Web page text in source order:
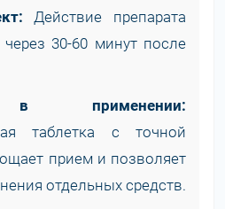
Действие препарата
30-60 минут после
в применении:
таблетка с точной
прием и позволяет
отдельных средств.